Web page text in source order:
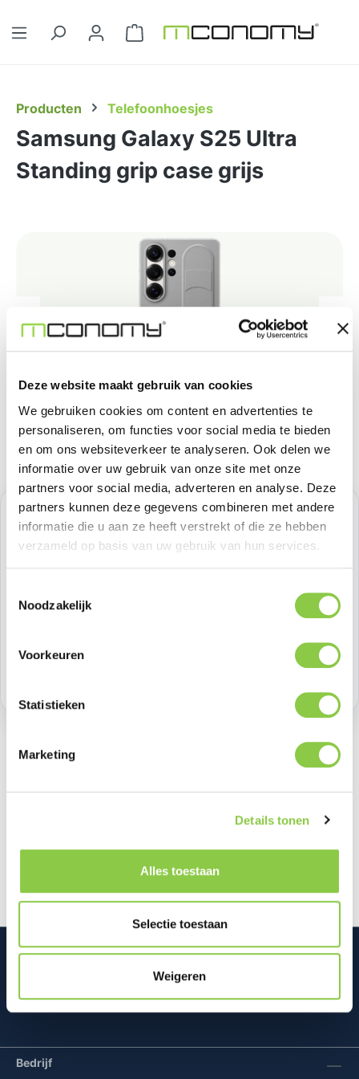
Deze website maakt gebruik van cookies
We gebruiken cookies om content en advertenties te
personaliseren, om functies voor social media te bieden
en om ons websiteverkeer te analyseren. Ook delen we
informatie over uw gebruik van onze site met onze
partners voor social media, adverteren en analyse. Deze
partners kunnen deze gegevens combineren met andere
informatie die u aan ze heeft verstrekt of die ze hebben
verzameld op basis van uw gebruik van hun services.
Noodzakelijk
Voorkeuren
Statistieken
Marketing
Details tonen
Alles toestaan
Selectie toestaan
Weigeren
Winkelwagentje bevat 0 artikelen.
Producten Telefoonhoesjes
Samsung Galaxy S25 Ultra
Standing grip case grijs
Normale prijs:
€ 45,45
Prijzen excl. BTW
Producthoeveelheid: Voer de
Productnummer:
Beschrijving
Je kunt dit Standing Grip hoesje voor de Samsung
Bedrijf